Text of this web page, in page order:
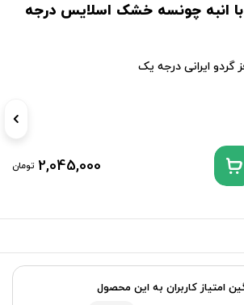
انبه چونسه خشک اسلایس درجه
گردو ایرانی درجه یک
2,045,000 تومان
امتیاز کاربران به این محصول